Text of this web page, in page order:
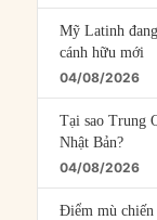
Mỹ Latinh
cánh hữu mới
04/08/2026
Tại sao Trung
Nhật Bản?
04/08/2026
Điểm mù